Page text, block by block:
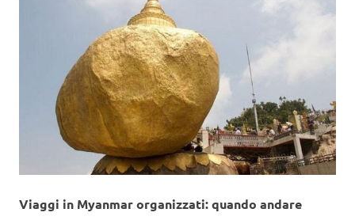
Viaggi in Myanmar organizzati: quando andare